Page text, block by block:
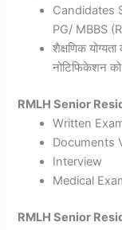
Candidates
PG/ MBBS
शैक्षणिक
नोटिफिकेशन
RMLH Senior
Written
Documents
Interview
Medical
RMLH Senior